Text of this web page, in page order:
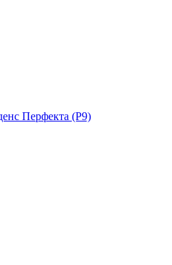
Перфекта (Р9)